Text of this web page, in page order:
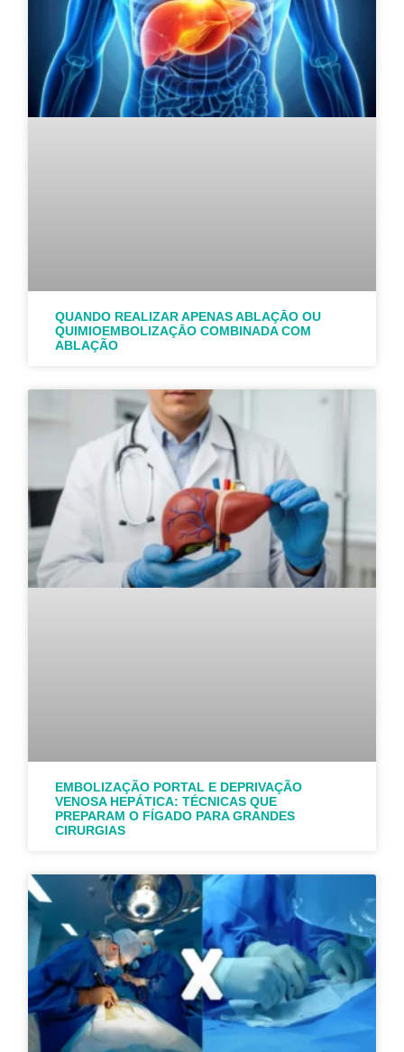
QUANDO REALIZAR APENAS ABLAÇĀO OU
QUIMIOEMBOLIZAÇĀO COMBINADA COM
ABLAÇÃO
EMBOLIZAÇÃO PORTAL E DEPRIVAÇÃO
VENOSA HEPÁTICA: TÉCNICAS QUE
PREPARAM O FÍGADO PARA GRANDES
CIRURGIAS